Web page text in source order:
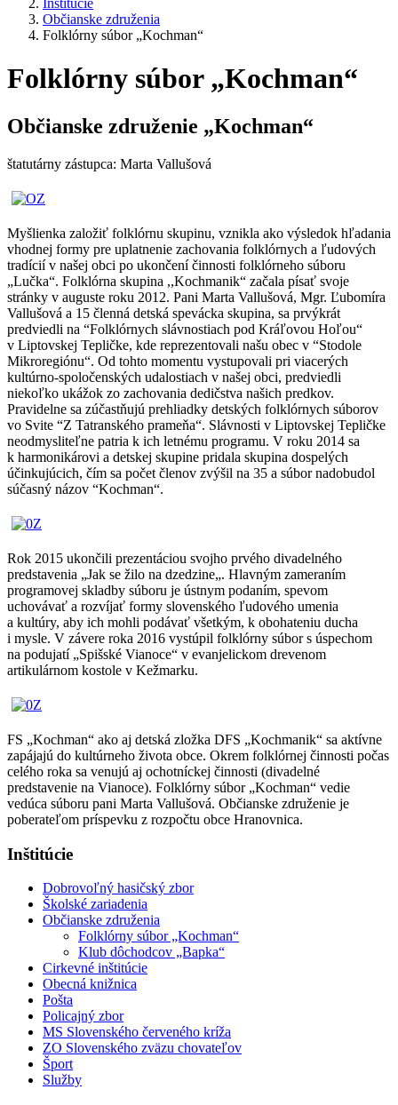
Inštitúcie
Občianske združenia
Folklórny súbor „Kochman“
Folklórny súbor „Kochman“
Občianske združenie „Kochman“
štatutárny zástupca: Marta Vallušová
Myšlienka založiť folklórnu skupinu, vznikla ako výsledok hľadania
vhodnej formy pre uplatnenie zachovania folklórnych a ľudových
tradícií v našej obci po ukončení činnosti folklórneho súboru
„Lučka“. Folklórna skupina ,,Kochmanik“ začala písať svoje
stránky v auguste roku 2012. Pani Marta Vallušová, Mgr. Ľubomíra
Vallušová a 15 členná detská spevácka skupina, sa prvýkrát
predviedli na “Folklórnych slávnostiach pod Kráľovou Hoľou“
v Liptovskej Tepličke, kde reprezentovali našu obec v “Stodole
Mikroregiónu“. Od tohto momentu vystupovali pri viacerých
kultúrno-spoločenských udalostiach v našej obci, predviedli
niekoľko ukážok zo zachovania dedičstva našich predkov.
Pravidelne sa zúčastňujú prehliadky detských folklórnych súborov
vo Svite “Z Tatranského prameňa“. Slávnosti v Liptovskej Tepličke
neodmysliteľne patria k ich letnému programu. V roku 2014 sa
k harmonikárovi a detskej skupine pridala skupina dospelých
účinkujúcich, čím sa počet členov zvýšil na 35 a súbor nadobudol
súčasný názov “Kochman“.
Rok 2015 ukončili prezentáciou svojho prvého divadelného
predstavenia „Jak se žilo na dzedzine„. Hlavným zameraním
programovej skladby súboru je ústnym podaním, spevom
uchovávať a rozvíjať formy slovenského ľudového umenia
a kultúry, aby ich mohli podávať všetkým, k obohateniu ducha
i mysle. V závere roka 2016 vystúpil folklórny súbor s úspechom
na podujatí „Spišské Vianoce“ v evanjelickom drevenom
artikulárnom kostole v Kežmarku.
FS „Kochman“ ako aj detská zložka DFS „Kochmanik“ sa aktívne
zapájajú do kultúrneho života obce. Okrem folklórnej činnosti počas
celého roka sa venujú aj ochotníckej činnosti (divadelné
predstavenie na Vianoce). Folklórny súbor „Kochman“ vedie
vedúca súboru pani Marta Vallušová. Občianske združenie je
poberateľom príspevku z rozpočtu obce Hranovnica.
Inštitúcie
Dobrovoľný hasičský zbor
Školské zariadenia
Občianske združenia
Folklórny súbor „Kochman“
Klub dôchodcov „Bapka“
Cirkevné inštitúcie
Obecná knižnica
Pošta
Policajný zbor
MS Slovenského červeného kríža
ZO Slovenského zväzu chovateľov
Šport
Služby